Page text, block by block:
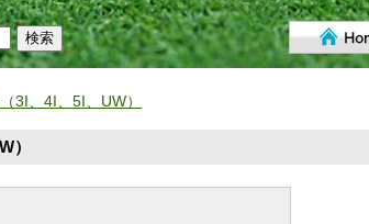
3I、4I、5I、UW）
）